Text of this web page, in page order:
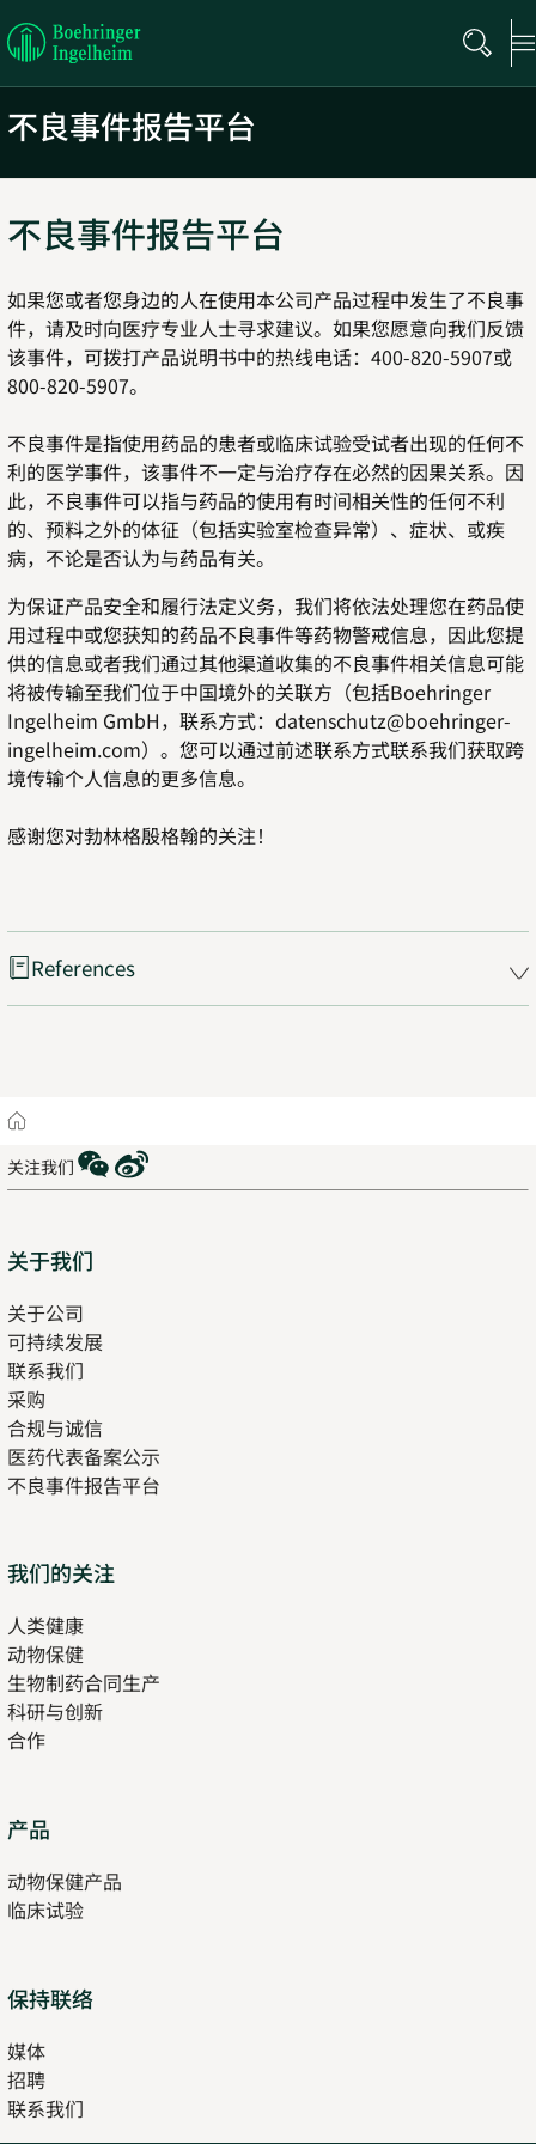
Boehringer
Ingelheim
不良事件报告平台
不良事件报告平台
如果您或者您身边的人在使用本公司产品过程中发生了不良事
件，请及时向医疗专业人士寻求建议。如果您愿意向我们反馈
该事件，可拨打产品说明书中的热线电话：400-820-5907或
800-820-5907。
不良事件是指使用药品的患者或临床试验受试者出现的任何不
利的医学事件，该事件不一定与治疗存在必然的因果关系。因
此，不良事件可以指与药品的使用有时间相关性的任何不利
的、预料之外的体征（包括实验室检查异常）、症状、或疾
病，不论是否认为与药品有关。
为保证产品安全和履行法定义务，我们将依法处理您在药品使
用过程中或您获知的药品不良事件等药物警戒信息，因此您提
供的信息或者我们通过其他渠道收集的不良事件相关信息可能
将被传输至我们位于中国境外的关联方（包括Boehringer
Ingelheim GmbH，联系方式：datenschutz@boehringer-
ingelheim.com）。您可以通过前述联系方式联系我们获取跨
境传输个人信息的更多信息。
感谢您对勃林格殷格翰的关注！
References
Home
关注我们
WeChat
Weibo
Sitemap
关于我们
关于公司
可持续发展
联系我们
采购
合规与诚信
医药代表备案公示
不良事件报告平台
我们的关注
人类健康
new
tab
动物保健
生物制药合同生产
科研与创新
合作
产品
new
tab
动物保健产品
临床试验
保持联络
媒体
招聘
in
new
联系我们
in